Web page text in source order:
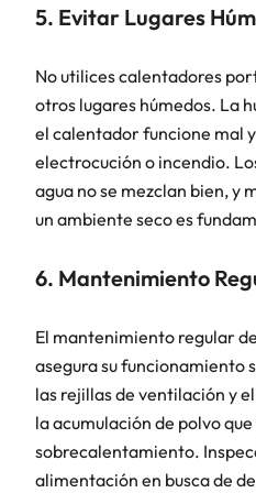
5. Evitar Lugares
No utilices calentadores
otros lugares húmedos. La
el calentador funcione mal
electrocución o incendio.
agua no se mezclan bien, y
un ambiente seco es
6. Mantenimiento
El mantenimiento regular
asegura su funcionamiento
las rejillas de ventilación y
la acumulación de polvo
sobrecalentamiento.
alimentación en busca de